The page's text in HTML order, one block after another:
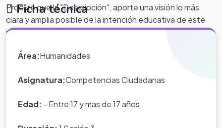
Procure que la "Descripción", aporte una visión lo más
clara y amplia posible de la intención educativa de este
proyecto, y los objetivos de aprendizaje que pretende
Ficha técnica
Área:Humanidades
Asignatura:Competencias Ciudadanas
Edad: - Entre 17 y mas de 17 años